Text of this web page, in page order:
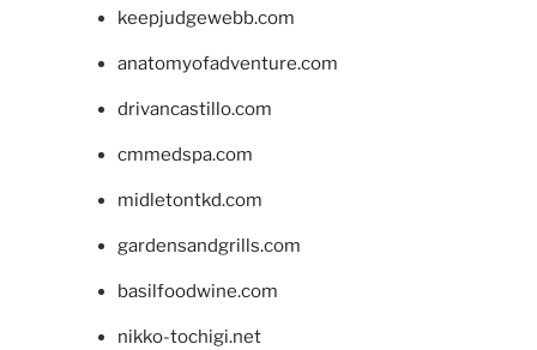
keepjudgewebb.com
anatomyofadventure.com
drivancastillo.com
cmmedspa.com
midletontkd.com
gardensandgrills.com
basilfoodwine.com
nikko-tochigi.net